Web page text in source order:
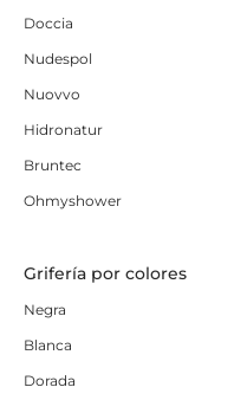
Doccia
Nudespol
Nuovvo
Hidronatur
Bruntec
Ohmyshower
Grifería por colores
Negra
Blanca
Dorada